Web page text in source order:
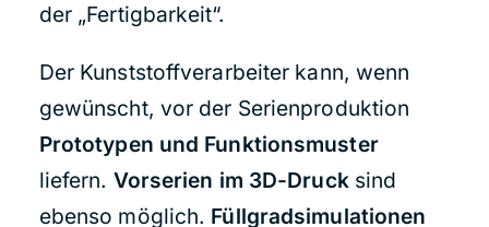
der „Fertigbarkeit“.
Der Kunststoffverarbeiter kann, wenn
gewünscht, vor der Serienproduktion
Prototypen und Funktionsmuster
liefern. Vorserien im 3D-Drucksind
ebenso möglich. Füllgradsimulationen